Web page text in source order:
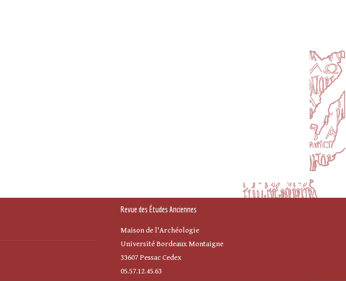
Revue des Études Anciennes
Maison de l'Archéologie
Université Bordeaux Montaigne
33607 Pessac Cedex
05.57.12.45.63